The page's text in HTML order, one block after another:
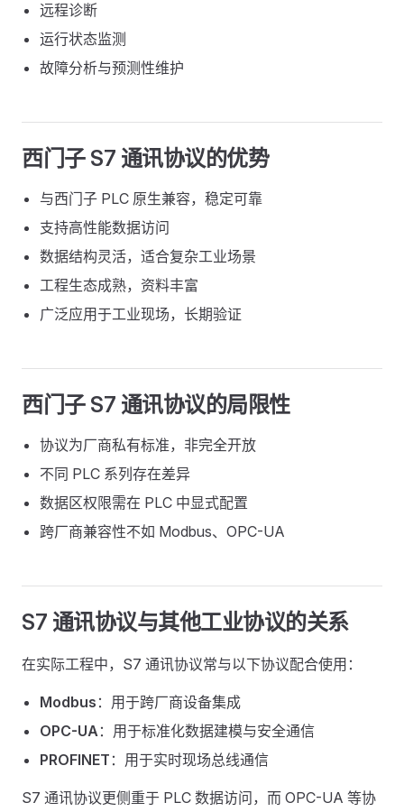
远程诊断
运行状态监测
故障分析与预测性维护
西门子 S7 通讯协议的优势
与西门子 PLC 原生兼容，稳定可靠
支持高性能数据访问
数据结构灵活，适合复杂工业场景
工程生态成熟，资料丰富
广泛应用于工业现场，长期验证
西门子 S7 通讯协议的局限性
协议为厂商私有标准，非完全开放
不同 PLC 系列存在差异
数据区权限需在 PLC 中显式配置
跨厂商兼容性不如 Modbus、OPC-UA
S7 通讯协议与其他工业协议的关系
在实际工程中，S7 通讯协议常与以下协议配合使用：
Modbus ：用于跨厂商设备集成
OPC-UA：用于标准化数据建模与安全通信
PROFINET ：用于实时现场总线通信
S7 通讯协议更侧重于 PLC 数据访问，而 OPC-UA 等协